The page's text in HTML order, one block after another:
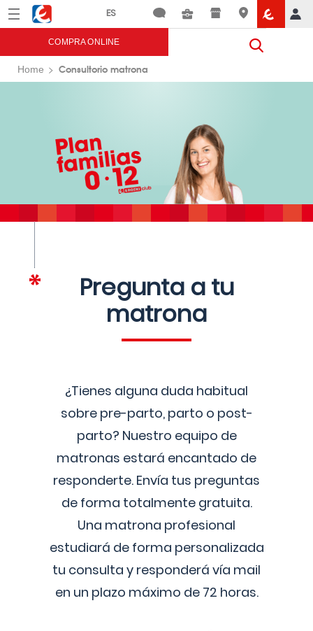
Menú Eroski
COMPRA ONLINE
Home Consultorio matrona
Pregunta a tu
matrona
¿Tienes alguna duda habitual
sobre pre-parto, parto o post-
parto? Nuestro equipo de
matronas estará encantado de
responderte. Envía tus preguntas
de forma totalmente gratuita.
Una matrona profesional
estudiará de forma personalizada
tu consulta y responderá vía mail
en un plazo máximo de 72 horas.